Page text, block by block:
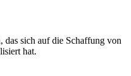
das sich auf die Schaffung von
hat.